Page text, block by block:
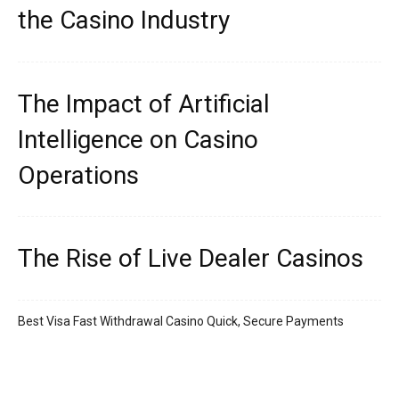
the Casino Industry
The Impact of Artificial
Intelligence on Casino
Operations
The Rise of Live Dealer Casinos
Best Visa Fast Withdrawal Casino Quick, Secure Payments